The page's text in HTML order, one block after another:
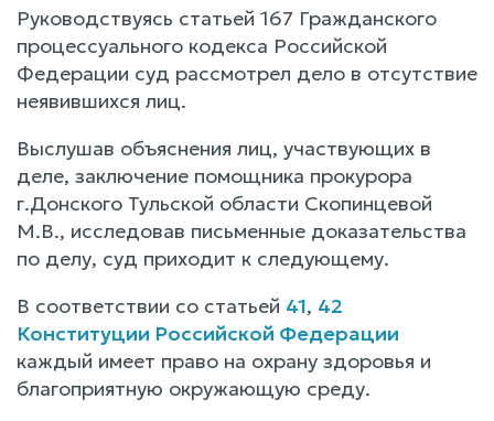
Руководствуясь статьей 167 Гражданского
процессуального кодекса Российской
Федерации суд рассмотрел дело в отсутствие
неявившихся лиц.
Выслушав объяснения лиц, участвующих в
деле, заключение помощника прокурора
г.Донского Тульской области Скопинцевой
М.В., исследовав письменные доказательства
по делу, суд приходит к следующему.
В соответствии со статьей 41, 42
Конституции Российской Федерации
каждый имеет право на охрану здоровья и
благоприятную окружающую среду.